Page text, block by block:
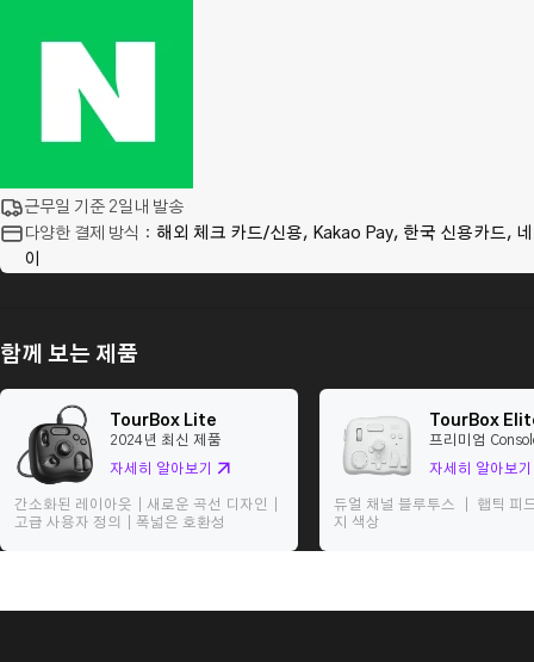
근무일 기준 2일내 발송
다양한 결제 방식： 해외 체크 카드/신용, Kakao Pay, 한국 신용카드,
이
함께 보는 제품
TourBox Lite
2024년 최신 제품
자세히 알아보기
간소화된 레이아웃｜새로운 곡선 디자인｜
고급 사용자 정의｜폭넓은 호환성
TourBox
프리미엄
자세히 알아보기
듀얼 채널 블루투스 ｜ 햅틱 피
지 색상